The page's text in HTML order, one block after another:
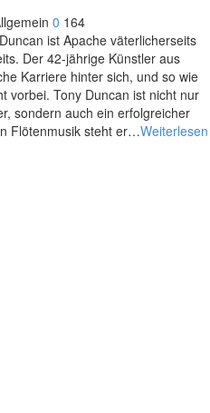
0 164
ist Apache väterlicherseits
Der 42-jährige Künstler aus
Karriere hinter sich, und so wie
vorbei. Tony Duncan ist nicht nur
sondern auch ein erfolgreicher
Flötenmusik steht er…Weiterlesen